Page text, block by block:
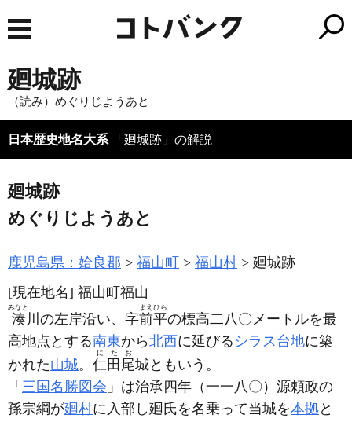
廻城跡
（読み）めぐりじようあと
日本歴史地名大系 「廻城跡」の解説
廻城跡
めぐりじようあと
鹿児島県：姶良郡 福山町 福山村
廻城跡
[現在地名] 福山町福山
湊
みなと
川の左岸沿い、字前平
まえひら
の標高二八〇メートルを最
高地点とする南東から北西に延びる シラス台地に築
かれた山城。 仁田尾
にたお
城ともいう。
「 三国名勝図会 」は治承四年 （一一八〇） 源頼政の
孫宗綱が廻村に入部し廻氏を名乗って当城を本拠と